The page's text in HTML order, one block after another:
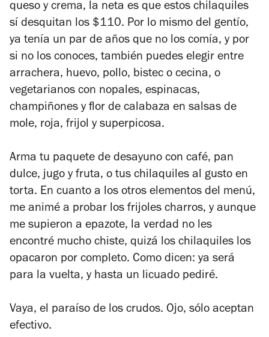
queso y crema, la neta es que estos chilaquiles
sí desquitan los $110. Por lo mismo del gentío,
ya tenía un par de años que no los comía, y por
si no los conoces, también puedes elegir entre
arrachera, huevo, pollo, bistec o cecina, o
vegetarianos con nopales, espinacas,
champiñones y flor de calabaza en salsas de
mole, roja, frijol y superpicosa.
Arma tu paquete de desayuno con café, pan
dulce, jugo y fruta, o tus chilaquiles al gusto en
torta. En cuanto a los otros elementos del menú,
me animé a probar los frijoles charros, y aunque
me supieron a epazote, la verdad no les
encontré mucho chiste, quizá los chilaquiles los
opacaron por completo. Como dicen: ya será
para la vuelta, y hasta un licuado pediré.
Vaya, el paraíso de los crudos. Ojo, sólo aceptan
efectivo.